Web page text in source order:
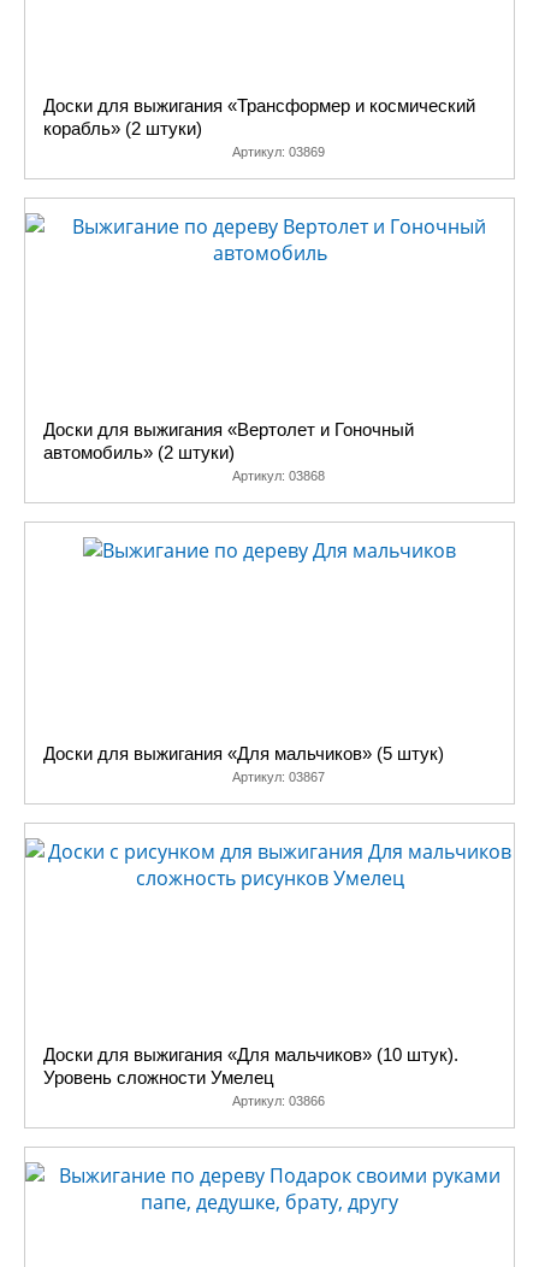
Доски для выжигания «Трансформер и космический
корабль» (2 штуки)
Артикул: 03869
Доски для выжигания «Вертолет и Гоночный
автомобиль» (2 штуки)
Артикул: 03868
Доски для выжигания «Для мальчиков» (5 штук)
Артикул: 03867
Доски для выжигания «Для мальчиков» (10 штук).
Уровень сложности Умелец
Артикул: 03866